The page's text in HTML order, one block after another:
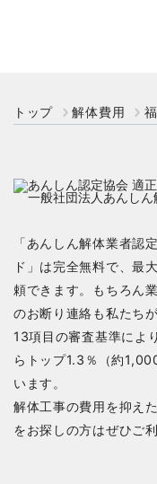
トップ 解体費用
「あんしん解体業者認
ド」は完全無料で、最
頼できます。もちろん
のお断り連絡も私たち
13項目の審査基準によ
らトップ1.3％（約
います。
解体工事の費用を抑え
をお探しの方はぜひご